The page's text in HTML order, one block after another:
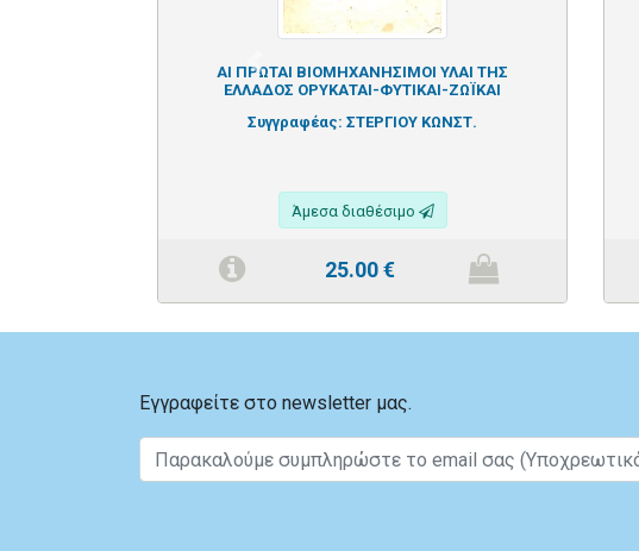
ΑΙ ΠΡΩΤΑΙ ΒΙΟΜΗΧΑΝΗΣΙΜΟΙ ΥΛΑΙ ΤΗΣ
ΕΛΛΑΔΟΣ ΟΡΥΚΑΤΑΙ-ΦΥΤΙΚΑΙ-ΖΩΪΚΑΙ
Συγγραφέας: ΣΤΕΡΓΙΟΥ ΚΩΝΣΤ.
Άμεσα διαθέσιμο
25.00€
Previous
Εγγραφείτε στο newsletter μας.